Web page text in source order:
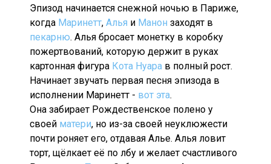
Эпизод начинается снежной ночью в Париже,
когда Маринетт, Алья и Манон заходят в
пекарню. Алья бросает монетку в коробку
пожертвований, которую держит в руках
картонная фигура Кота Нуара в полный рост.
Начинает звучать первая песня эпизода в
исполнении Маринетт - вот эта.
Она забирает Рождественское полено у
своей матери, но из-за своей неуклюжести
почти роняет его, отдавая Алье. Алья ловит
торт, щёлкает её по лбу и желает счастливого